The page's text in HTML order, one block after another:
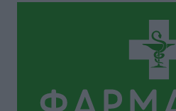
Σι Τζέι Χάρις: «Να
Αθλητικά • πριν 15 ώρες